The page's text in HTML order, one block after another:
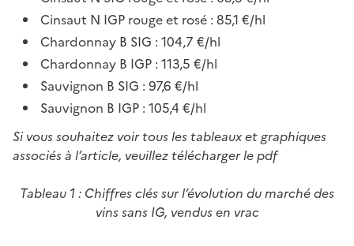
Cinsaut N IGP rouge et rosé : 85,1 €/hl
Chardonnay B SIG : 104,7 €/hl
Chardonnay B IGP : 113,5 €/hl
Sauvignon B SIG : 97,6 €/hl
Sauvignon B IGP : 105,4 €/hl
Si vous souhaitez voir tous les tableaux et graphiques
associés à l’article, veuillez télécharger le pdf
Tableau 1 : Chiffres clés sur l’évolution du marché des
vins sans IG, vendus en vrac